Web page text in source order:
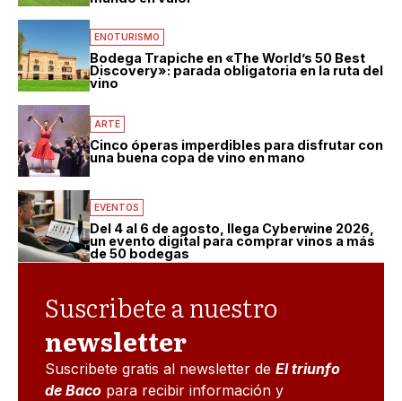
ENOTURISMO
Bodega Trapiche en «The World’s 50 Best
Discovery»: parada obligatoria en la ruta del
vino
ARTE
Cinco óperas imperdibles para disfrutar con
una buena copa de vino en mano
EVENTOS
Del 4 al 6 de agosto, llega Cyberwine 2026,
un evento digital para comprar vinos a más
de 50 bodegas
Suscribete a nuestro
newsletter
Suscribete gratis al newsletter de El triunfo
de Baco para recibir información y